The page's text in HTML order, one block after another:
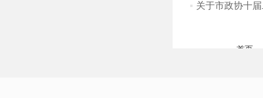
关于市政协十
首页